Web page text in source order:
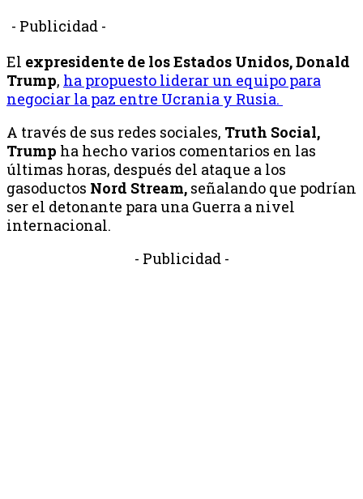
- Publicidad -
El expresidente de los Estados Unidos, Donald
Trump, ha propuesto liderar un equipo para
negociar la paz entre Ucrania y Rusia.
A través de sus redes sociales, Truth Social,
Trump ha hecho varios comentarios en las
últimas horas, después del ataque a los
gasoductos Nord Stream, señalando que podrían
ser el detonante para una Guerra a nivel
internacional.
- Publicidad -